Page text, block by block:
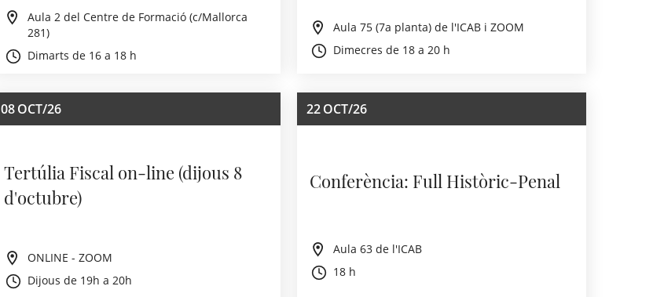
Aula 2 del Centre de Formació (c/Mallorca
281)
Dimarts de 16 a 18 h
Aula 75 (7a planta) de l'ICAB i ZOOM
Dimecres de 18 a 20 h
08OCT/26
Tertúlia Fiscal on-line (dijous 8
d'octubre)
ONLINE - ZOOM
Dijous de 19h a 20h
22OCT/26
Conferència: Full Històric-Penal
Aula 63 de l'ICAB
18 h